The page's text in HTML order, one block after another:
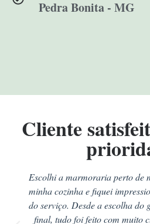
Pedra Bonita - MG
Cliente
Escolhi a marmoraria perto de
minha cozinha e fiquei
do serviço. Desde a escolha do
final, tudo foi feito com muito